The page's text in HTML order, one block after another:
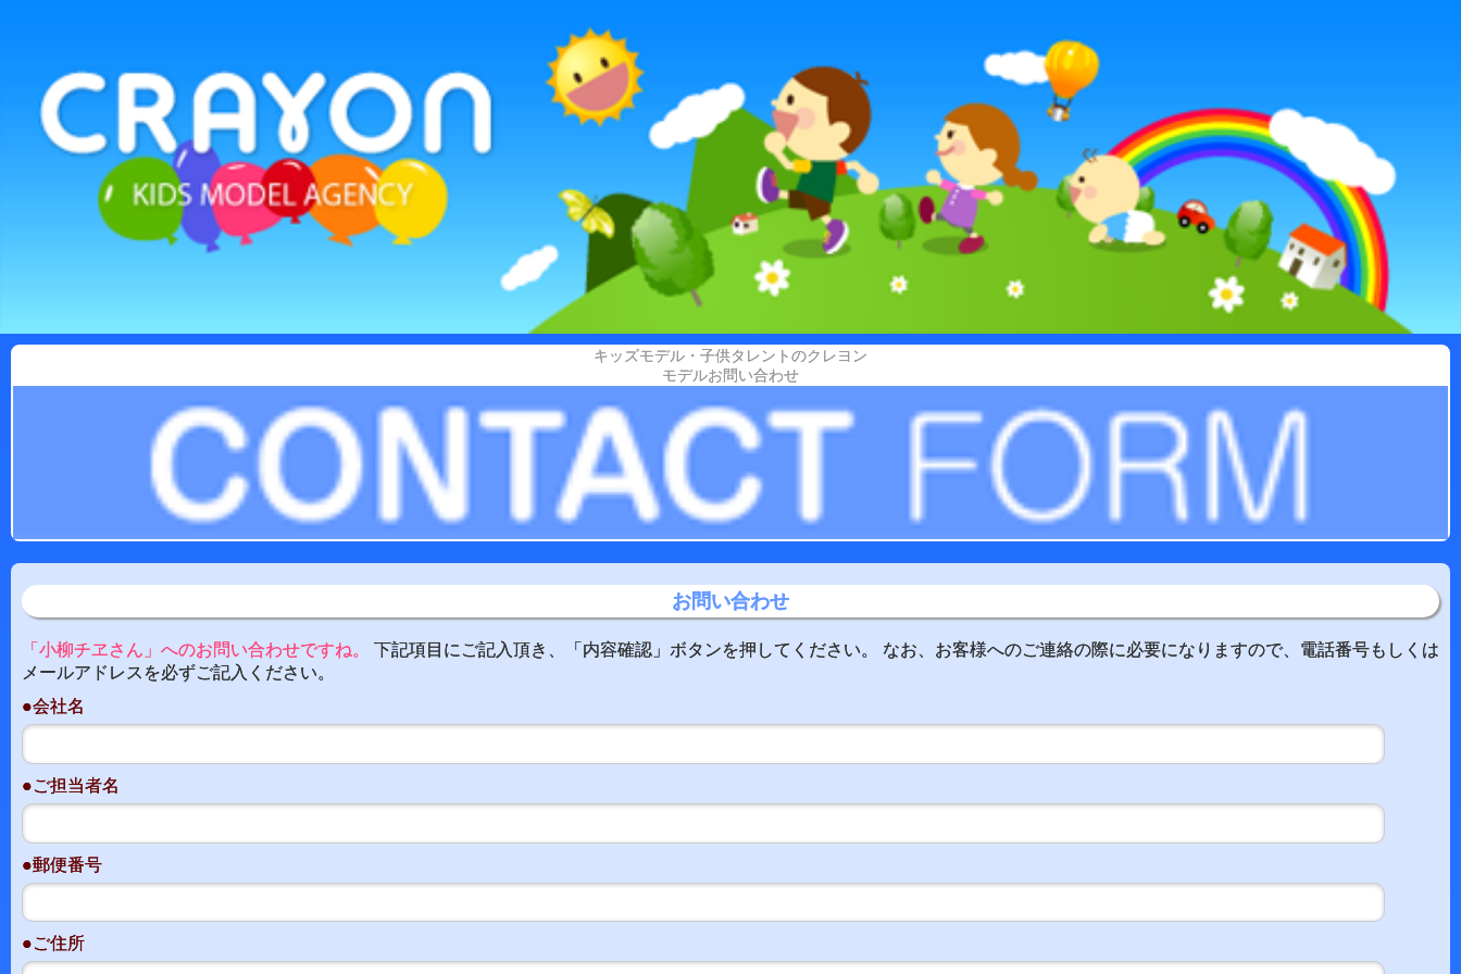
キッズモデル・子供タレントのクレヨン
モデルお問い合わせ
お問い合わせ
「小柳チヱさん」へのお問い合わせですね。
下記項目にご記入頂き、「内容確認」ボタンを押してください。 なお、お客様へのご連絡の際に必要になりますので、電話番号もしくは
メールアドレスを必ずご記入ください。
●会社名
●ご担当者名
●郵便番号
●ご住所